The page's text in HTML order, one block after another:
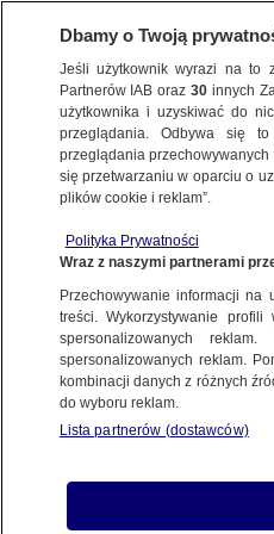
ŚWIAT
"lekko na punkty",
prezydencki"
23.10.2012, 10:00
Udostępnij
tradycyjnie
Komentatorzy wskazują,
Dbamy o Twoją
Jeśli użytkownik wyrazi na to
Partnerów IAB oraz30 innych
użytkownika i uzyskiwać do
przeglądania. Odbywa się
przeglądania
się przetwarzaniu w oparciu o
plików cookie i reklam”.
Polityka Prywatności
Wraz z naszymi partnerami
Przechowywanie informacji
treści. Wykorzystywanie
spersonalizowanych
spersonalizowanych reklam.
kombinacji danych z różnych
do wyboru reklam.
Lista partnerów (dostawców)